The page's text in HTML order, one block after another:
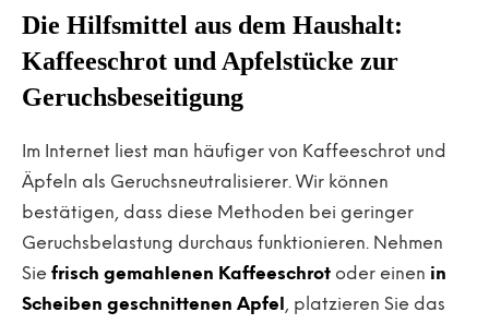
Die Hilfsmittel aus dem Haushalt:
Kaffeeschrot und Apfelstücke zur
Geruchsbeseitigung
Im Internet liest man häufiger von Kaffeeschrot und
Äpfeln als Geruchsneutralisierer. Wir können
bestätigen, dass diese Methoden bei geringer
Geruchsbelastung durchaus funktionieren. Nehmen
Sie frisch gemahlenen Kaffeeschrot oder einen in
Scheiben geschnittenen Apfel , platzieren Sie das